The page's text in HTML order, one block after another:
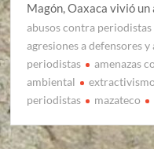
Magón, Oaxaca vivió
abusos contra periodistas
agresiones a defensores
periodistas
amenazas
ambiental
extractivismo
periodistas
mazateco